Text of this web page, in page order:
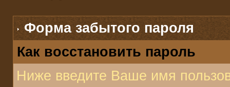
Форма забытого пароля
Как восстановить пароль
Ниже введите Ваше имя